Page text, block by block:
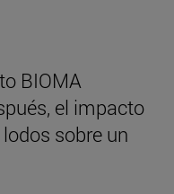
BIOMA
el impacto
sobre un